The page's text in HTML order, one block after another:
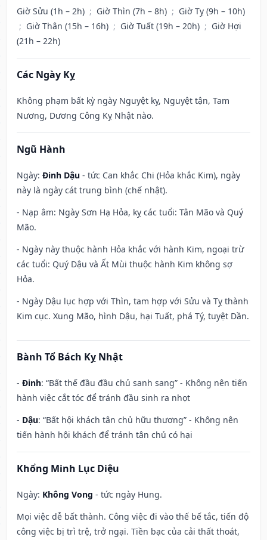
Giờ Sửu (1h – 2h) ; Giờ Thìn (7h – 8h) ; Giờ Tỵ (9h – 10h)
; Giờ Thân (15h – 16h) ; Giờ Tuất (19h – 20h) ; Giờ Hợi
(21h – 22h)
Các Ngày Kỵ
Không phạm bất kỳ ngày Nguyệt kỵ, Nguyệt tận, Tam
Nương, Dương Công Kỵ Nhật nào.
Ngũ Hành
Ngày: Đinh Dậu - tức Can khắc Chi (Hỏa khắc Kim), ngày
này là ngày cát trung bình (chế nhật).
- Nạp âm: Ngày Sơn Hạ Hỏa, kỵ các tuổi: Tân Mão và Quý
Mão.
- Ngày này thuộc hành Hỏa khắc với hành Kim, ngoại trừ
các tuổi: Quý Dậu và Ất Mùi thuộc hành Kim không sợ
Hỏa.
- Ngày Dậu lục hợp với Thìn, tam hợp với Sửu và Tỵ thành
Kim cục. Xung Mão, hình Dậu, hại Tuất, phá Tý, tuyệt Dần.
Bành Tổ Bách Kỵ Nhật
- Đinh: “Bất thế đầu đầu chủ sanh sang” - Không nên tiến
hành việc cắt tóc để tránh đầu sinh ra nhọt
- Dậu: “Bất hội khách tân chủ hữu thương” - Không nên
tiến hành hội khách để tránh tân chủ có hại
Khổng Minh Lục Diệu
Ngày: Không Vong - tức ngày Hung.
Mọi việc dễ bất thành. Công việc đi vào thế bế tắc, tiến độ
công việc bị trì trệ, trở ngại. Tiền bạc của cải thất thoát,